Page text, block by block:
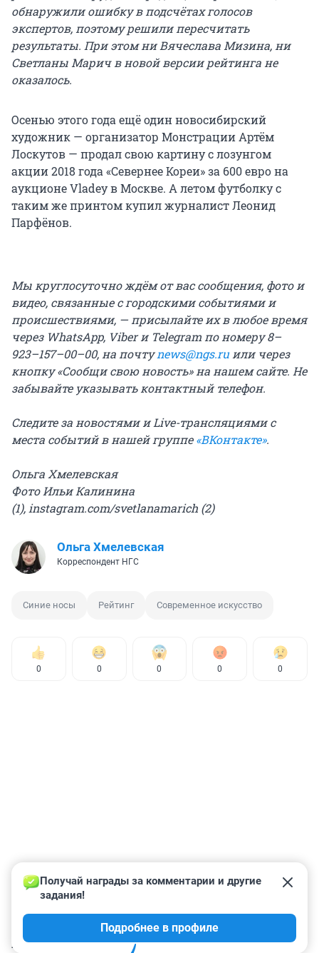
обнаружили ошибку в подсчётах голосов
экспертов, поэтому решили пересчитать
результаты. При этом ни Вячеслава Мизина, ни
Светланы Марич в новой версии рейтинга не
оказалось.
Осенью этого года ещё один новосибирский
художник — организатор Монстрации Артём
Лоскутов — продал свою картину с лозунгом
акции 2018 года «Севернее Кореи» за 600 евро на
аукционе Vladey в Москве. А летом футболку с
таким же принтом купил журналист Леонид
Парфёнов.
Мы круглосуточно ждём от вас сообщения, фото и
видео, связанные с городскими событиями и
происшествиями, — присылайте их в любое время
через WhatsApp, Viber и Telegram по номеру 8–
923–157–00–00, на почтуnews@ngs.ruили через
кнопку «Сообщи свою новость» на нашем сайте. Не
забывайте указывать контактный телефон.
Следите за новостями и Live-трансляциями с
места событий в нашей группе«ВКонтакте».
Ольга Хмелевская
Фото Ильи Калинина
(1), instagram.com/svetlanamarich (2)
Ольга Хмелевская
Корреспондент НГС
Синие носы Рейтинг Современное искусство
0 0 0 0 0
КОММЕНТАРИИ 27
Получай награды за комментарии и другие
задания!
Подробнее в профиле